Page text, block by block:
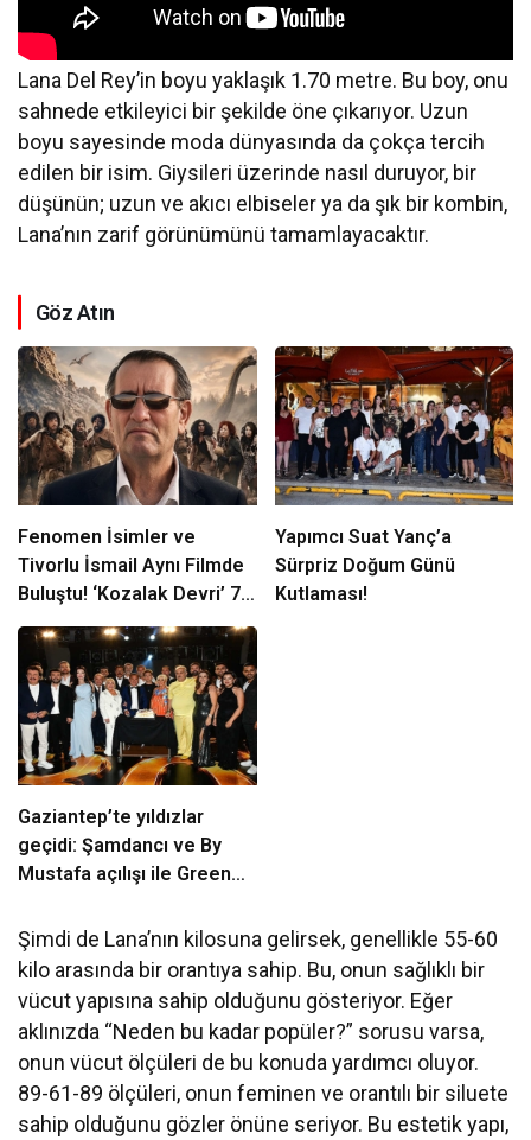
Lana Del Rey’in boyu yaklaşık 1.70 metre. Bu boy, onu
sahnede etkileyici bir şekilde öne çıkarıyor. Uzun
boyu sayesinde moda dünyasında da çokça tercih
edilen bir isim. Giysileri üzerinde nasıl duruyor, bir
düşünün; uzun ve akıcı elbiseler ya da şık bir kombin,
Lana’nın zarif görünümünü tamamlayacaktır.
Göz Atın
Fenomen İsimler ve
Tivorlu İsmail Aynı Filmde
Buluştu! ‘Kozalak Devri’ 7
Ağustos’ta Vizyonda
Yapımcı Suat Yanç’a
Sürpriz Doğum Günü
Kutlaması!
Gaziantep’te yıldızlar
geçidi: Şamdancı ve By
Mustafa açılışı ile Green
Şimdi de Lana’nın kilosuna gelirsek, genellikle 55-60
kilo arasında bir orantıya sahip. Bu, onun sağlıklı bir
vücut yapısına sahip olduğunu gösteriyor. Eğer
aklınızda “Neden bu kadar popüler?” sorusu varsa,
onun vücut ölçüleri de bu konuda yardımcı oluyor.
89-61-89 ölçüleri, onun feminen ve orantılı bir siluete
sahip olduğunu gözler önüne seriyor. Bu estetik yapı,